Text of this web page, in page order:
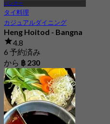
バンナー
タイ料理
カジュアルダイニング
Heng Hoitod - Bangna
4.8
6 予約済み
から ฿ 230